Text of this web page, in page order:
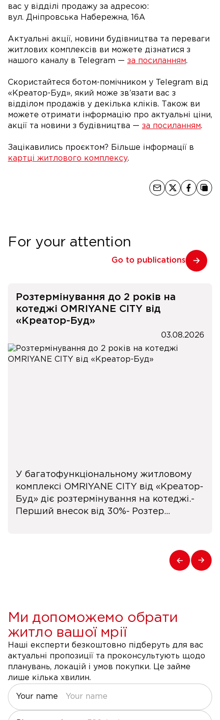
вас у відділі продажу за адресою:
вул. Дніпровська Набережна, 16А
Актуальні акції, новини будівництва та переваги
житлових комплексів ви можете дізнатися з
нашого каналу в Telegram — за посиланням.
Скористайтеся ботом-помічником у Telegram від
«Креатор-Буд», який може зв’язати вас з
відділом продажів у декілька кліків. Також ви
можете отримати інформацію про актуальні ціни,
акції та новини з будівництва — за посиланням.
Зацікавились проєктом? Більше інформації в
картці житлового комплексу.
For your attention
Go to publications
Розтермінування до 2 років на
котеджі OMRIYANE CITY від
«Креатор-Буд»
03.08.2026
У багатофункціональному житловому
комплексі OMRIYANE CITY від «Креатор-
Буд» діє розтермінування на котеджі.-
Перший внесок від 30%- Розтер...
Ми допоможемо обрати
житло вашої мрії
Наші експерти безкоштовно підберуть для вас
актуальні пропозиції та проконсультують щодо
планувань, локацій і умов покупки. Це займе
лише кілька хвилин.
Your name